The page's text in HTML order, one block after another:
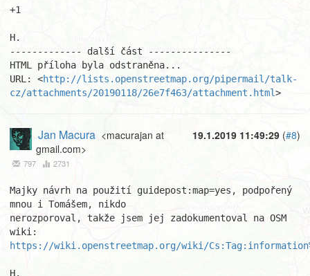
+1
H.
------------- další část ---------------
HTML příloha byla odstraněna...
URL: <http://lists.openstreetmap.org/pipermail/talk-
cz/attachments/20190118/26e7f463/attachment.html>
19.1.2019 11:49:29 (#8)
Jan Macura <macurajan at
gmail.com>
797 2731
Majky návrh na použití guidepost:map=yes, podpořený
mnou i Tomášem, nikdo
nerozporoval, takže jsem jej zadokumentoval na OSM
https://wiki.openstreetmap.org/wiki/
H.